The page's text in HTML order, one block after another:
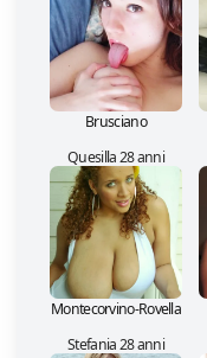
Brusciano
Quesilla 28 anni
Montecorvino-Rovella
Stefania 28 anni